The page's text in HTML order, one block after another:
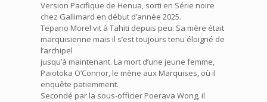
Version Pacifique de Henua, sorti en Série noire
chez Gallimard en début d’année 2025.
Tepano Morel vit à Tahiti depuis peu. Sa mère était
marquisienne mais il s’est toujours tenu éloigné de
l’archipel
jusqu’à maintenant. La mort d’une jeune femme,
Paiotoka O’Connor, le mène aux Marquises, où il
enquête patiemment.
Secondé par la sous-officier Poerava Wong, il